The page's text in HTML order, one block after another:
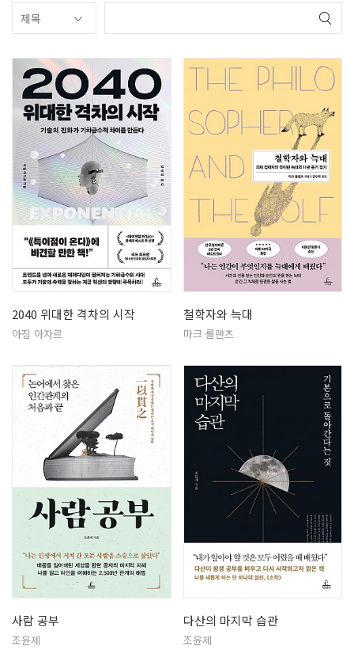
2040 위대한 격차의 시작
아짐 아자르
철학자와 늑대
마크 롤랜즈
사람 공부
조윤제
다산의 마지막 습관
조윤제